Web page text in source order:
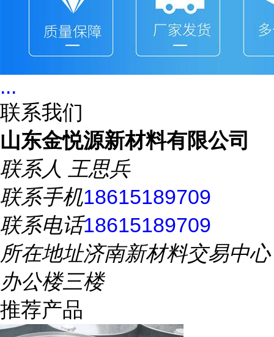
...
联系我们
山东金悦源新材料有限公司
联系人 王思兵
联系手机18615189709
联系电话18615189709
所在地址济南新材料交易中心
办公楼三楼
推荐产品